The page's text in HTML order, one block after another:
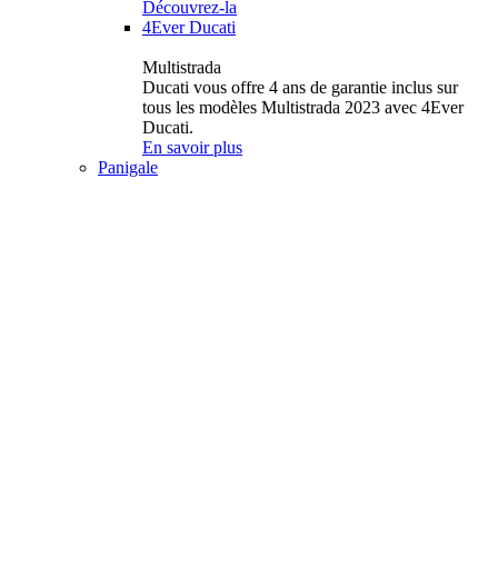
Découvrez-la
4Ever Ducati
Multistrada
Ducati vous offre 4 ans de garantie inclus sur
tous les modèles Multistrada 2023 avec 4Ever
Ducati.
En savoir plus
Panigale